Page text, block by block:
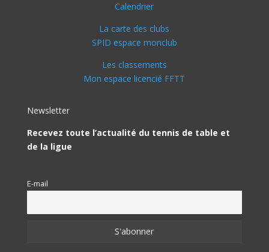
Calendrier
La carte des clubs
SPID espace monclub
Les classements
Mon espace licencié FFTT
Newsletter
Recevez toute l’actualité du tennis de table et
de la ligue
E-mail